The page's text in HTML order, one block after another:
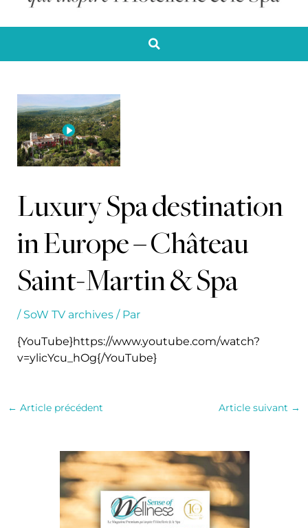
Luxury Spa destination
in Europe – Château
Saint-Martin & Spa
/ SoW TV archives/ Par
{YouTube}https://www.youtube.com/watch?
v=ylicYcu_hOg{/YouTube}
← Article précédent Article suivant →